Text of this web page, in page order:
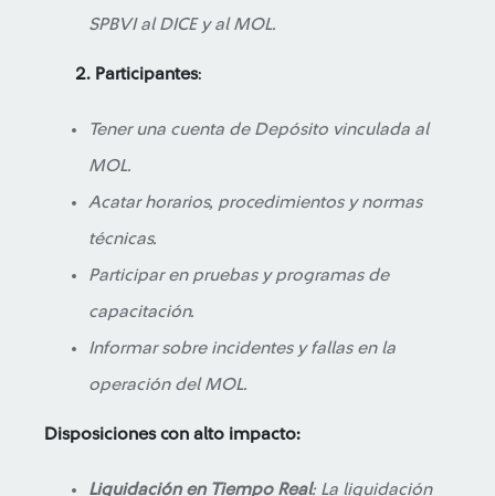
SPBVI al DICE y al MOL.
2. Participantes:
Tener una cuenta de Depósito vinculada al
MOL.
Acatar horarios, procedimientos y normas
técnicas.
Participar en pruebas y programas de
capacitación.
Informar sobre incidentes y fallas en la
operación del MOL.
Disposiciones con alto impacto:
Liquidación en Tiempo Real: La liquidación